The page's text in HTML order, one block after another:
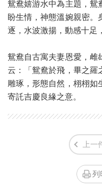
鴛鴦嬉游水中為主題，鴛
盼生情，神態溫婉親密。
逐，水波激揚，動感十足
鴛鴦自古寓夫妻恩愛，雌
云：「鴛鴦於飛，畢之羅
雕琢，形態自然，栩栩如
寄託吉慶良緣之意。
上一
列